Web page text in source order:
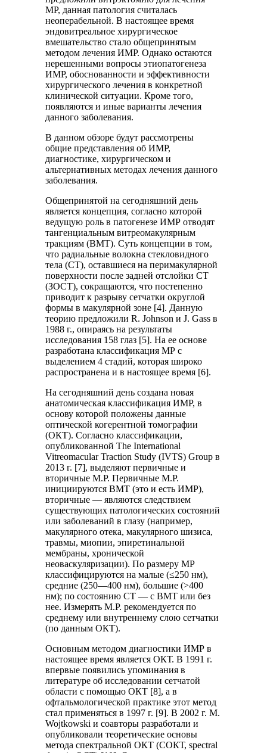
МР, данная патология считалась
неоперабельной. В настоящее время
эндовитреальное хирургическое
вмешательство стало общепринятым
методом лечения ИМР. Однако остаются
нерешенными вопросы этиопатогенеза
ИМР, обоснованности и эффективности
хирургического лечения в конкретной
клинической ситуации. Кроме того,
появляются и иные варианты лечения
данного заболевания.
В данном обзоре будут рассмотрены
общие представления об ИМР,
диагностике, хирургическом и
альтернативных методах лечения данного
заболевания.
Общепринятой на сегодняшний день
является концепция, согласно которой
ведущую роль в патогенезе ИМР отводят
тангенциальным витреомакулярным
тракциям (ВМТ). Суть концепции в том,
что радиальные волокна стекловидного
тела (СТ), оставшиеся на перимакулярной
поверхности после задней отслойки СТ
(ЗОСТ), сокращаются, что постепенно
приводит к разрыву сетчатки округлой
формы в макулярной зоне [4]. Данную
теорию предложили R. Johnson и J. Gass в
1988 г., опираясь на результаты
исследования 158 глаз [5]. На ее основе
разработана классификация МР с
выделением 4 стадий, которая широко
распространена и в настоящее время [6].
На сегодняшний день создана новая
анатомическая классификация ИМР, в
основу которой положены данные
оптической когерентной томографии
(ОКТ). Согласно классификации,
опубликованной The International
Vitreomacular Traction Study (IVTS) Group в
2013 г. [7], выделяют первичные и
вторичные М.Р. Первичные М.Р.
инициируются ВМТ (это и есть ИМР),
вторичные — являются следствием
существующих патологических состояний
или заболеваний в глазу (например,
макулярного отека, макулярного шизиса,
травмы, миопии, эпиретинальной
мембраны, хронической
неоваскуляризации). По размеру МР
классифицируются на малые (≤250 нм),
средние (250—400 нм), большие (>400
нм); по состоянию СТ — с ВМТ или без
нее. Измерять М.Р. рекомендуется по
среднему или внутреннему слою сетчатки
(по данным ОКТ).
Основным методом диагностики ИМР в
настоящее время является ОКТ. В 1991 г.
впервые появились упоминания в
литературе об исследовании сетчатой
области с помощью ОКТ [8], а в
офтальмологической практике этот метод
стал применяться в 1997 г. [9]. В 2002 г. M.
Wojtkowski и соавторы разработали и
опубликовали теоретические основы
метода спектральной ОКТ (СОКТ, spectral